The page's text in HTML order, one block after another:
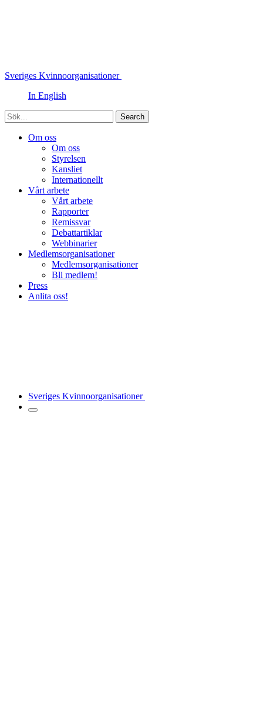
Sveriges Kvinnoorganisationer
In English
Sök
Om oss
Om oss
Styrelsen
Kansliet
Internationellt
Vårt arbete
Vårt arbete
Rapporter
Remissvar
Debattartiklar
Webbinarier
Medlemsorganisationer
Medlemsorganisationer
Bli medlem!
Press
Anlita oss!
Sveriges Kvinnoorganisationer